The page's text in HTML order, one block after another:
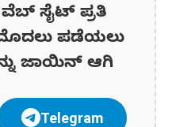
ಸೈಟ್ ಪ್ರತಿ
ಪಡೆಯಲು
ಜಾಯಿನ್ ಆಗಿ
Telegram